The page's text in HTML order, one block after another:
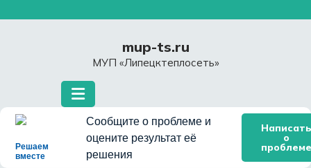
mup-ts.ru
МУП «Липецктеплосеть»
Решаем
вместе
Сообщите о проблеме и
оцените результат её
решения
Написать
о
проблеме